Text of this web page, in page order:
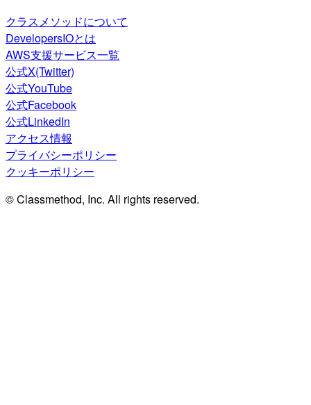
クラスメソッドについて
DevelopersIOとは
AWS支援サービス一覧
公式X(Twitter)
公式YouTube
公式Facebook
公式LinkedIn
アクセス情報
プライバシーポリシー
クッキーポリシー
© Classmethod, Inc. All rights reserved.